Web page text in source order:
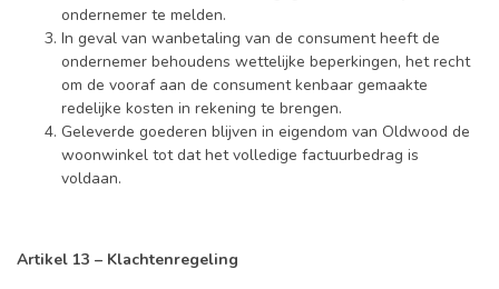
ondernemer te melden.
In geval van wanbetaling van de consument heeft de
ondernemer behoudens wettelijke beperkingen, het recht
om de vooraf aan de consument kenbaar gemaakte
redelijke kosten in rekening te brengen.
Geleverde goederen blijven in eigendom van Oldwood de
woonwinkel tot dat het volledige factuurbedrag is
voldaan.
Artikel 13 – Klachtenregeling